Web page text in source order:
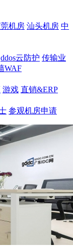
机房 汕头机房 中
ddos云防护 传输业
WAF
游戏 直销&ERP
参观机房申请